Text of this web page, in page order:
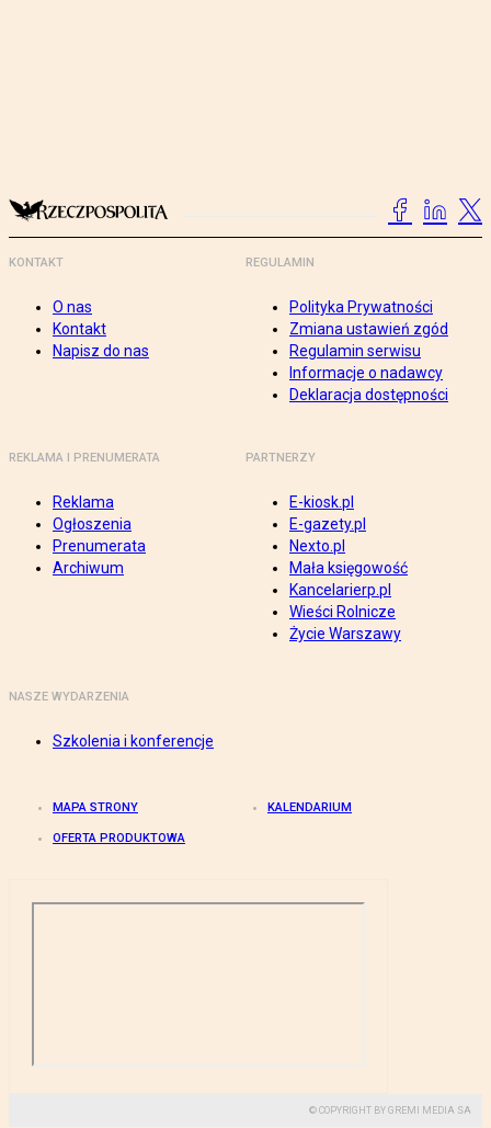
KONTAKT
O nas
Kontakt
Napisz do nas
REGULAMIN
Polityka Prywatności
Zmiana ustawień zgód
Regulamin serwisu
Informacje o nadawcy
Deklaracja dostępności
REKLAMA I PRENUMERATA
Reklama
Ogłoszenia
Prenumerata
Archiwum
PARTNERZY
E-kiosk.pl
E-gazety.pl
Nexto.pl
Mała księgowość
Kancelarierp.pl
Wieści Rolnicze
Życie Warszawy
NASZE WYDARZENIA
Szkolenia i konferencje
MAPA STRONY KALENDARIUM
OFERTA PRODUKTOWA
© COPYRIGHT BY GREMI MEDIA SA